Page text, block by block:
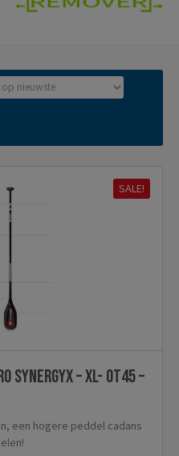
SALE!
SynergyX – XL- OT45 –
een hogere peddel cadans